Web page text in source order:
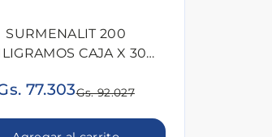
SURMENALIT 200
CAJA X 30
77.303Gs. 92.027